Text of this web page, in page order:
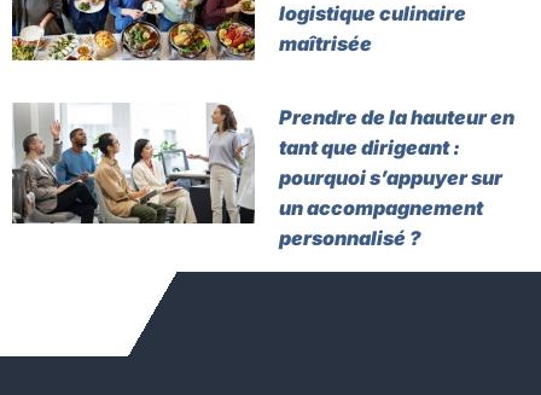
logistique culinaire
maîtrisée
Prendre de la hauteur en
tant que dirigeant :
pourquoi s’appuyer sur
un accompagnement
personnalisé ?